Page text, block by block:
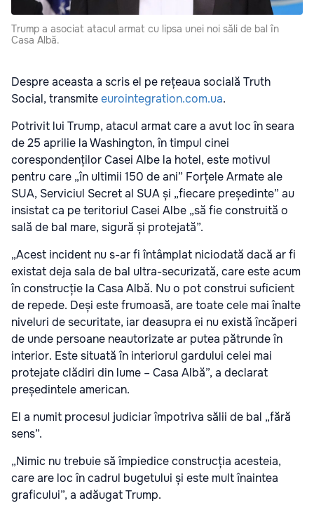
Trump a asociat atacul armat cu lipsa unei noi săli de bal în
Casa Albă.
Despre aceasta a scris el pe rețeaua socială Truth
Social, transmiteeurointegration.com.ua.
Potrivit lui Trump, atacul armat care a avut loc în seara
de 25 aprilie la Washington, în timpul cinei
corespondenților Casei Albe la hotel, este motivul
pentru care „în ultimii 150 de ani” Forțele Armate ale
SUA, Serviciul Secret al SUA și „fiecare președinte” au
insistat ca pe teritoriul Casei Albe „să fie construită o
sală de bal mare, sigură și protejată”.
„Acest incident nu s-ar fi întâmplat niciodată dacă ar fi
existat deja sala de bal ultra-securizată, care este acum
în construcție la Casa Albă. Nu o pot construi suficient
de repede. Deși este frumoasă, are toate cele mai înalte
niveluri de securitate, iar deasupra ei nu există încăperi
de unde persoane neautorizate ar putea pătrunde în
interior. Este situată în interiorul gardului celei mai
protejate clădiri din lume – Casa Albă”, a declarat
președintele american.
El a numit procesul judiciar împotriva sălii de bal „fără
sens”.
„Nimic nu trebuie să împiedice construcția acesteia,
care are loc în cadrul bugetului și este mult înaintea
graficului”, a adăugat Trump.